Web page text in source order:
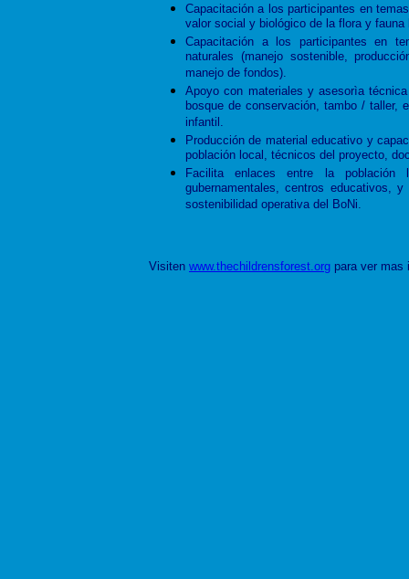
Capacitación a los participantes en
valor social y biológico de la flora y
Capacitación a los participantes en
naturales (manejo sostenible,
manejo de fondos).
Apoyo con materiales y asesorìa
bosque de conservación, tambo / taller,
infantil.
Producción de material educativo y
población local, técnicos del proyecto,
Facilita enlaces entre la población
gubernamentales, centros educativos,
sostenibilidad operativa del BoNi.
Visiten www.thechildrensforest.org para ver mas